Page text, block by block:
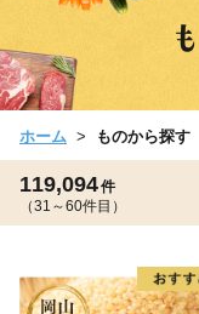
ホーム ものから探す
119,094件
（31～60件目）